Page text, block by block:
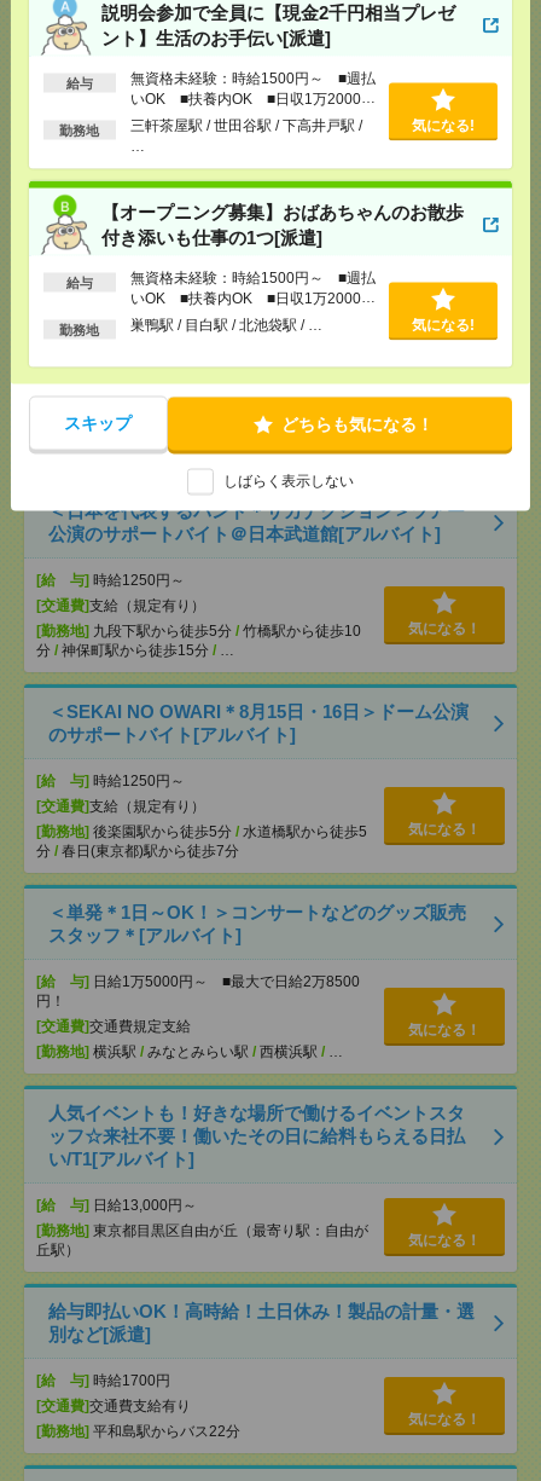
説明会参加で全員に【現金2千円相当プレゼ
ント】生活のお手伝い[派遣]
給与
無資格未経験：時給1500円～ ■週払
いOK ■扶養内OK ■日収1万2000円
以上
勤務地
三軒茶屋駅 / 世田谷駅 / 下高井戸駅 /
気になる!
【オープニング募集】おばあちゃんのお散歩
付き添いも仕事の1つ[派遣]
給与
無資格未経験：時給1500円～ ■週払
いOK ■扶養内OK ■日収1万2000円
以上
勤務地 巣鴨駅 / 目白駅 / 北池袋駅 / … 気になる!
スキップ どちらも気になる！
しばらく表示しない
OK ■扶養内OK ■日収1万2000円以上
[交通費]
交通費全額支給
[勤務地]三軒茶屋駅
【オープニング募集】おばあちゃんのお散歩付き添
いも仕事の1つ[派遣]
[給 与]無資格未経験：時給1500円～ ■週払い
OK ■扶養内OK ■日収1万2000円以上
[交通費]
交通費全額支給
[勤務地]巣鴨駅
【シフト自由・現金手渡しOK】iPhoneなどスマホの
充電を繋げるだけ！[派遣]
[給 与]時給1414円～ ▼日払いOK（規定あ
り） ■初勤務手当あり ※規定による
[勤務地]新宿駅から徒歩 新宿三丁目駅から徒歩/
高田馬場駅から徒歩/…
気になる！
＜日本を代表するバンド＊サカナクション＞ツアー
公演のサポートバイト＠日本武道館[アルバイト]
[給 与] 時給1250円～
[交通費]支給（規定有り）
[勤務地] 九段下駅から徒歩5分 / 竹橋駅から徒歩10
分 / 神保町駅から徒歩15分 / …
気になる！
＜SEKAI NO OWARI＊8月15日・16日＞ドーム公演
のサポートバイト[アルバイト]
[給 与] 時給1250円～
[交通費]支給（規定有り）
[勤務地] 後楽園駅から徒歩5分 / 水道橋駅から徒歩5
分 / 春日(東京都)駅から徒歩7分
気になる！
＜単発＊1日～OK！＞コンサートなどのグッズ販売
スタッフ＊[アルバイト]
[給 与] 日給1万5000円～ ■最大で日給2万8500
円！
[交通費]交通費規定支給
[勤務地] 横浜駅 / みなとみらい駅 / 西横浜駅 / …
気になる！
人気イベントも！好きな場所で働けるイベントスタ
ッフ☆来社不要！働いたその日に給料もらえる日払
い/T1[アルバイト]
[給 与] 日給13,000円～
[勤務地] 東京都目黒区自由が丘（最寄り駅：自由が
丘駅）
気になる！
給与即払いOK！高時給！土日休み！製品の計量・選
別など[派遣]
[給 与] 時給1700円
[交通費]交通費支給有り
[勤務地] 平和島駅からバス22分
気になる！